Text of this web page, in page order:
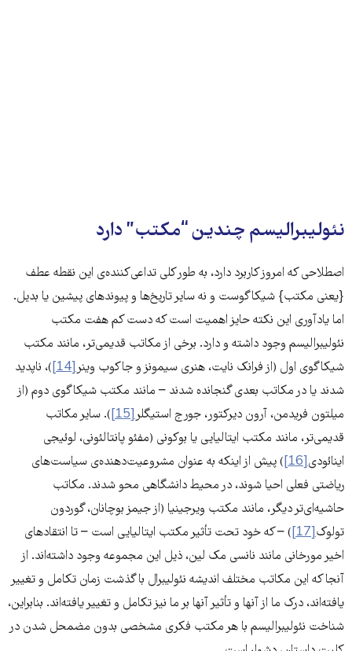
نئولیبرالیسم چندین “مکتب” دارد
اصطلاحی که امروز کاربرد دارد، به طور کلی تداعی‌کننده‌ی این نقطه عطف
{یعنی مکتب} شیکاگوست و نه سایر تاریخ‌ها و پیوندهای پیشین یا بدیل.
اما یادآوری این نکته حایز اهمیت است که دست کم هفت مکتب
نئولیبرالیسم وجود داشته و دارد. برخی از مکاتب قدیمی‌تر، مانند مکتب
شیکاگوی اول (از فرانک نایت، هنری سیمونز و جاکوب وینر[14]
)، ناپدید
شدند یا در مکاتب بعدی گنجانده شدند – مانند مکتب شیکاگوی دوم (از
میلتون فریدمن، آرون دیرکتور، جورج استیگلر[15]
). سایر مکاتب
قدیمی‌تر، مانند مکتب ایتالیایی یا بوکونی (مفئو پانتالئونی، لوئیجی
اینائودی[16]
) پیش از اینکه به عنوان مشروعیت‌‌دهنده‌ی سیاست‌های
ریاضتی فعلی احیا شوند، در محیط دانشگاهی محو شدند. مکاتب
حاشیه‌ای‌تر دیگر، مانند مکتب ویرجینیا (از جیمز بوچانان، گوردون
تولوک[17]
) – که خود تحت تأثیر مکتب ایتالیایی است – تا انتقادهای
اخیر مورخانی مانند نانسی مک لین، ذیل این مجموعه وجود داشته‌اند. از
آنجا که این مکاتب مختلف اندیشه نئولیبرال با گذشت زمان تکامل و تغییر
یافته‌اند، درک ما از آنها و تأثیر آنها بر ما نیز تکامل و تغییر یافته‌اند. بنابراین،
شناخت نئولیبرالیسم با هر مکتب فکری مشخصی بدون مضمحل شدن در